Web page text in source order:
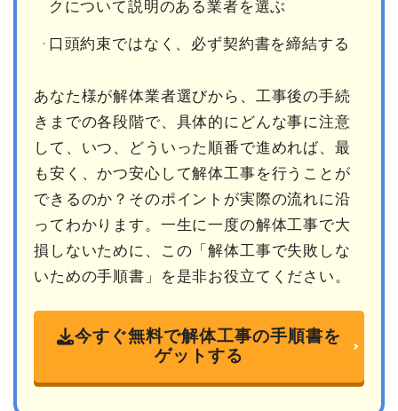
クについて説明のある業者を選ぶ
口頭約束ではなく、必ず契約書を締結する
あなた様が解体業者選びから、工事後の手続
きまでの各段階で、具体的にどんな事に注意
して、いつ、どういった順番で進めれば、最
も安く、かつ安心して解体工事を行うことが
できるのか？そのポイントが実際の流れに沿
ってわかります。一生に一度の解体工事で大
損しないために、この「解体工事で失敗しな
いための手順書」を是非お役立てください。
今すぐ無料で解体工事の手順書を
ゲットする